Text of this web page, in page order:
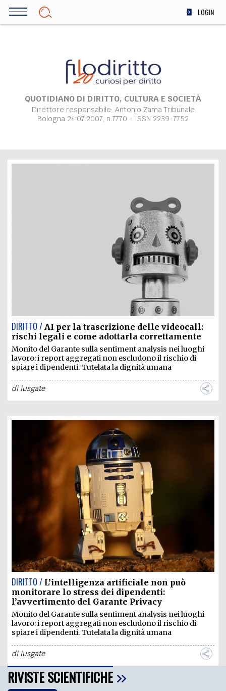
Salta
LOGIN
SOCIETÀ
MEDICINA
SCIENZA
STORIA E FILOSOFIA
INNOVAZIONE
COMITATO SCIENTIFICO AUTORI
COLLABORA CON NOI
EXTRA
PROCEEDINGS PUBBLICITÀ CONTATTI
SOCIAL MEDIA
QUOTIDIANO DI DIRITTO, CULTURA E SOCIETÀ
Direttore responsabile: Antonio Zama Tribunale
Bologna 24.07.2007, n.7770 - ISSN 2239-7752
DIRITTO / AI per la trascrizione delle videocall:
rischi legali e come adottarla correttamente
Monito del Garante sulla sentiment analysis nei luoghi
lavoro: i report aggregati non escludono il rischio di
spiare i dipendenti. Tutelata la dignità umana
diiusgate
DIRITTO / L’intelligenza artificiale non può
monitorare lo stress dei dipendenti:
l’avvertimento del Garante Privacy
Monito del Garante sulla sentiment analysis nei luoghi
lavoro: i report aggregati non escludono il rischio di
spiare i dipendenti. Tutelata la dignità umana
diiusgate
RIVISTE SCIENTIFICHE